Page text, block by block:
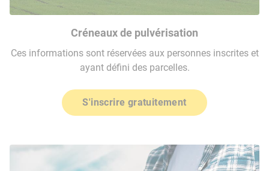
Créneaux de pulvérisation
Ces informations sont réservées aux personnes inscrites et
ayant défini des parcelles.
S'inscrire gratuitement